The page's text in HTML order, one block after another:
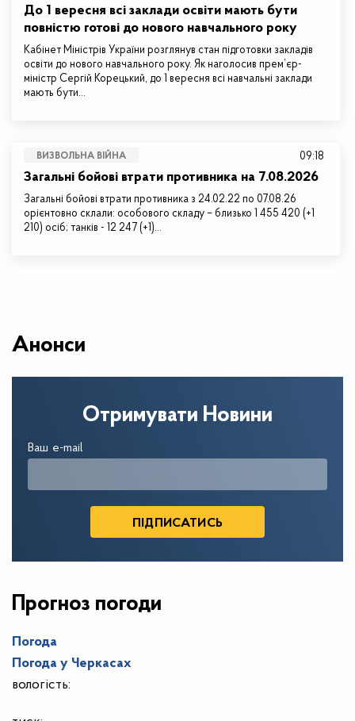
До 1 вересня всі заклади освіти мають бути
повністю готові до нового навчального року
Кабінет Міністрів України розглянув стан підготовки закладів
освіти до нового навчального року. Як наголосив прем’єр-
міністр Сергій Корецький, до 1 вересня всі навчальні заклади
мають бути…
ВИЗВОЛЬНА ВІЙНА
Загальні бойові втрати противника на 7.08.2026
Загальні бойові втрати противника з 24.02.22 по 07.08.26
орієнтовно склали: особового складу – близько 1 455 420 (+1
210) осіб; танків - 12 247 (+1)…
09:18
Анонси
Отримувати Новини
Ваш e-mail
Прогноз погоди
Погода
Погода у Черкасах
вологість: